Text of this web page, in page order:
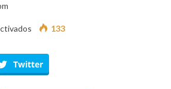
en
Luis
Nava
133
Twitter